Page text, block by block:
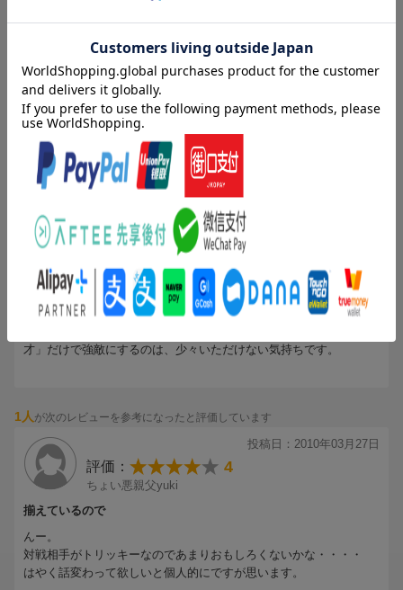
5
ぴんぷる ☆ ぱんぷる
コレクションしているコミック
ポイント企画を複数使用することでお得に買い物できました
が次のレビューを参考になったと評価しています
4
xoxoxox
(無題)
才」だけで強敵にするのは、少々いただけない気持ちです。
1人 が次のレビューを参考になったと評価しています
投稿日：2010年03月27日
評価： 4
ちょい悪親父yuki
揃えているので
んー。
対戦相手がトリッキーなのであまりおもしろくないかな・・・・
はやく話変わって欲しいと個人的にですが思います。